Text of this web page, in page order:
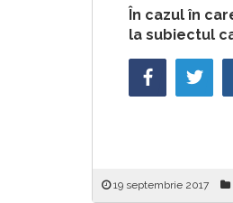
În cazul în
la subiectul
19 septembrie 2017